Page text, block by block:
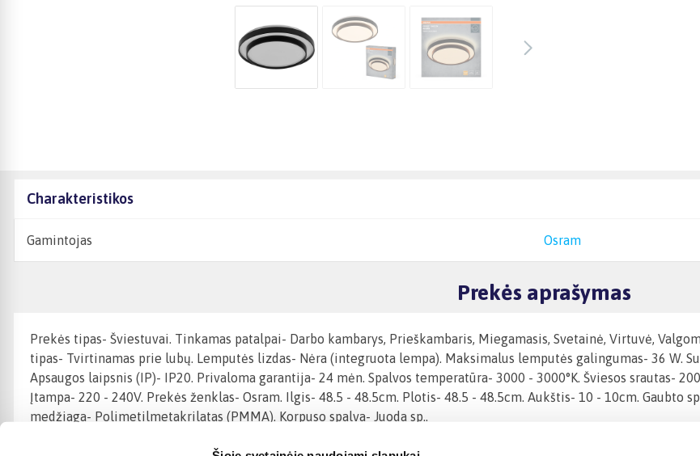
Charakteristikos
Gamintojas Osram
Prekės aprašymas
Prekės tipas- Šviestuvai. Tinkamas patalpai- Darbo kambarys, Prieškambaris, Miegamasis, Svetainė, Virtuvė,
tipas- Tvirtinamas prie lubų. Lemputės lizdas- Nėra (integruota lempa). Maksimalus lemputės galingumas- 36 W.
Apsaugos laipsnis (IP)- IP20. Privaloma garantija- 24 mėn. Spalvos temperatūra- 3000 - 3000°K. Šviesos srautas-
Įtampa- 220 - 240V. Prekės ženklas- Osram. Ilgis- 48.5 - 48.5cm. Plotis- 48.5 - 48.5cm. Aukštis- 10 - 10cm. Gaubto
medžiaga- Polimetilmetakrilatas (PMMA). Korpuso spalva- Juoda sp..